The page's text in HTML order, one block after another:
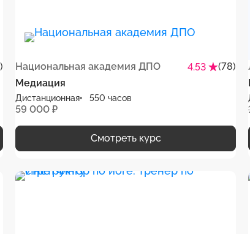
Национальная академия ДПО 4.53
(78)
Медиация
Дистанционная 550 часов
59 000 ₽
Смотреть курс